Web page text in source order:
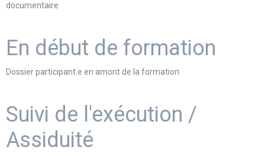
documentaire
En début de formation
Dossier participant.e en amont de la formation
Suivi de l'exécution /
Assiduité